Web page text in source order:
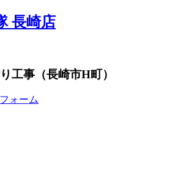
長崎店
工事（長崎市H町）
ォーム